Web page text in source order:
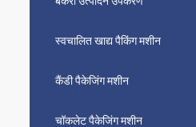
स्वचालित खाद्य पैकिंग मशीन
कैंडी पैकेजिंग मशीन
चॉकलेट पैकेजिंग मशीन